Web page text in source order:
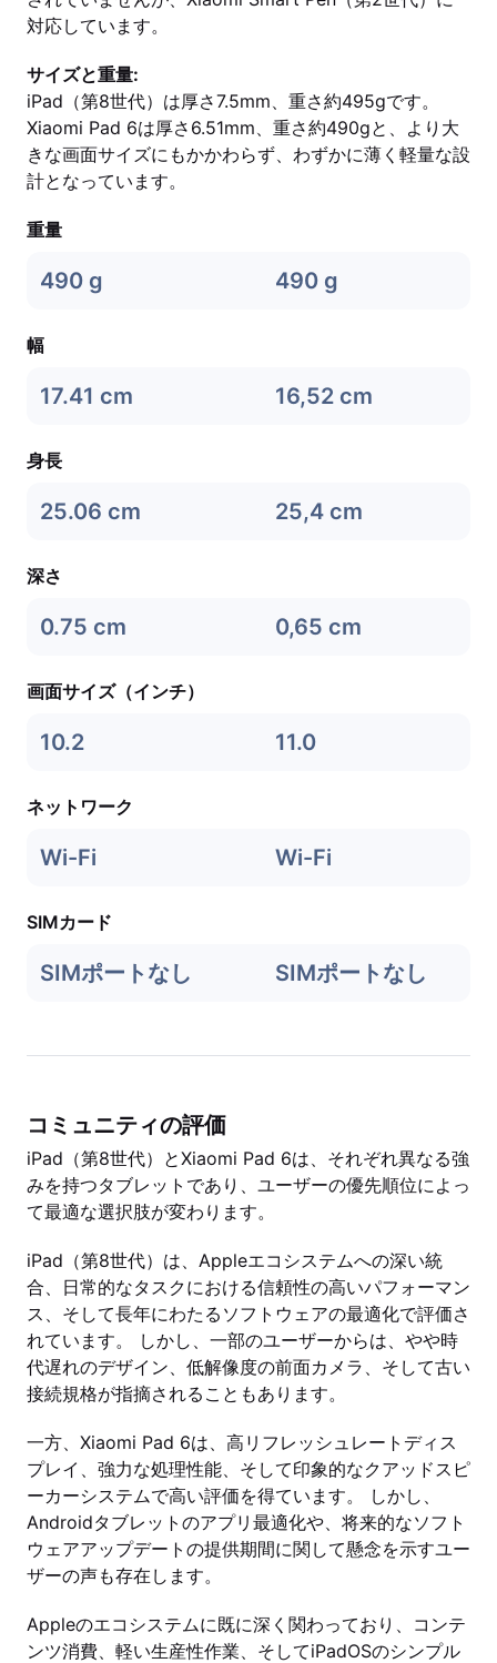
対応しています。
サイズと重量:
iPad（第8世代）は厚さ7.5mm、重さ約495gです。
Xiaomi Pad 6は厚さ6.51mm、重さ約490gと、より大
きな画面サイズにもかかわらず、わずかに薄く軽量な設
計となっています。
重量
490 g 490 g
幅
17.41 cm 16,52 cm
身長
25.06 cm 25,4 cm
深さ
0.75 cm 0,65 cm
画面サイズ（インチ）
10.2 11.0
ネットワーク
Wi-Fi Wi-Fi
SIMカード
SIMポートなし SIMポートなし
コミュニティの評価
iPad（第8世代）とXiaomi Pad 6は、それぞれ異なる強
みを持つタブレットであり、ユーザーの優先順位によっ
て最適な選択肢が変わります。
iPad（第8世代）は、Appleエコシステムへの深い統
合、日常的なタスクにおける信頼性の高いパフォーマン
ス、そして長年にわたるソフトウェアの最適化で評価さ
れています。 しかし、一部のユーザーからは、やや時
代遅れのデザイン、低解像度の前面カメラ、そして古い
接続規格が指摘されることもあります。
一方、Xiaomi Pad 6は、高リフレッシュレートディス
プレイ、強力な処理性能、そして印象的なクアッドスピ
ーカーシステムで高い評価を得ています。 しかし、
Androidタブレットのアプリ最適化や、将来的なソフト
ウェアアップデートの提供期間に関して懸念を示すユー
ザーの声も存在します。
Appleのエコシステムに既に深く関わっており、コンテ
ンツ消費、軽い生産性作業、そしてiPadOSのシンプル